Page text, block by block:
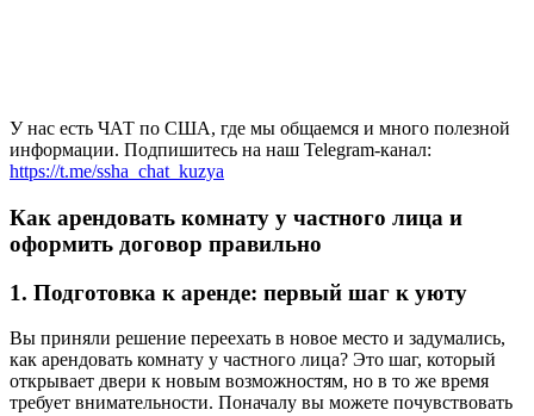
У нас есть ЧАТ по США, где мы общаемся и много полезной
информации. Подпишитесь на наш Telegram-канал:
https://t.me/ssha_chat_kuzya
Как арендовать комнату у частного лица и
оформить договор правильно
1. Подготовка к аренде: первый шаг к уюту
Вы приняли решение переехать в новое место и задумались,
как арендовать комнату у частного лица? Это шаг, который
открывает двери к новым возможностям, но в то же время
требует внимательности. Поначалу вы можете почувствовать